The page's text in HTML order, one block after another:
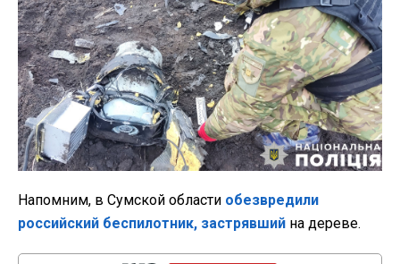
Напомним, в Сумской области обезвредили
российский беспилотник, застрявший на дереве.